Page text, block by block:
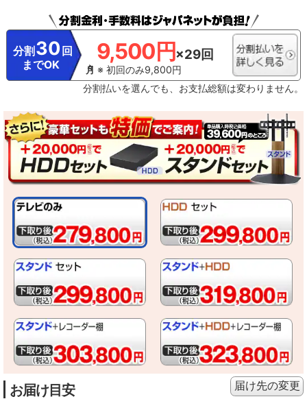
分割 30 回
までOK
9,500円×29回
※ 初回のみ9,800円
分割払いを選んでも、お支払総額は変わりません。
お届け目安 届け先の変更